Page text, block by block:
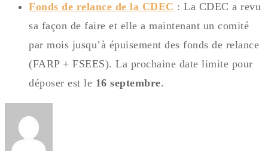
Fonds de relance de la CDEC : La CDEC a revu
sa façon de faire et elle a maintenant un comité
par mois jusqu’à épuisement des fonds de relance
(FARP + FSEES). La prochaine date limite pour
déposer est le 16 septembre.